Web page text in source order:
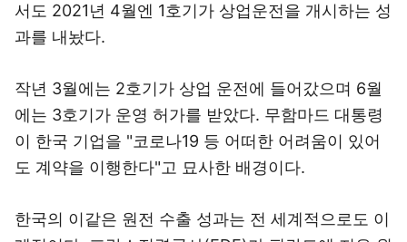
서도 2021년 4월엔 1호기가 상업운전을 개시하는 성
과를 내놨다.
작년 3월에는 2호기가 상업 운전에 들어갔으며 6월
에는 3호기가 운영 허가를 받았다. 무함마드 대통령
이 한국 기업을 "코로나19 등 어떠한 어려움이 있어
도 계약을 이행한다"고 묘사한 배경이다.
한국의 이같은 원전 수출 성과는 전 세계적으로도 이